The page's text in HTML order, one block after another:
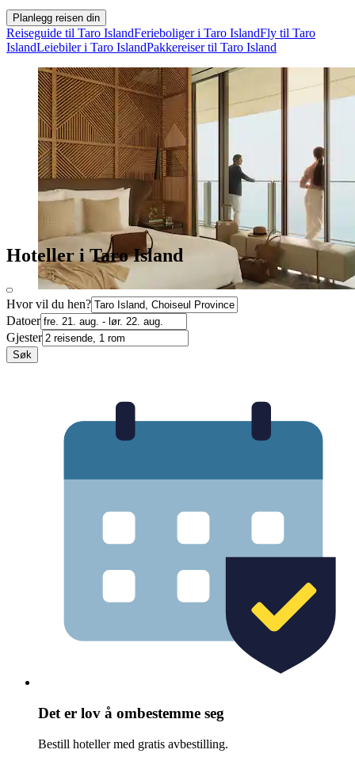
Planlegg reisen din
Reiseguide til Taro IslandFerieboliger i Taro IslandFly til Taro
IslandLeiebiler i Taro IslandPakkereiser til Taro Island
Hoteller i Taro Island
Hvor vil du hen?
Datoer
Gjester
Søk
Det er lov å ombestemme seg
Bestill hoteller med gratis avbestilling.